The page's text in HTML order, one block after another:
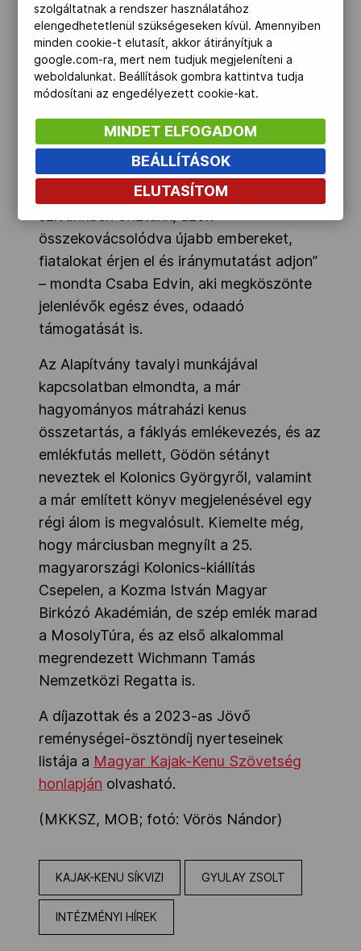
programjainkra és azokra a programokra,
amelyekkel a következő generációk
értékítéletére tudunk jó hatással lenni. De
mivel Koló mégis tavaly lett volna ötven
éves, ezért úgy indultunk az évnek, hogy
mindent megteszünk azért, hogy az ő
neve minél több helyen, minél többször
elhangozzék és azok az emlékek,
amelyeket sokszor magunkban a
összekovácsolódva újabb embereket,
fiatalokat érjen el és iránymutatást adjon”
– mondta Csaba Edvin, aki megköszönte
jelenlévők egész éves, odaadó
támogatását is.
Az Alapítvány tavalyi munkájával
kapcsolatban elmondta, a már
hagyományos mátraházi kenus
összetartás, a fáklyás emlékevezés, és az
emlékfutás mellett, Gödön sétányt
neveztek el Kolonics Györgyről, valamint
a már említett könyv megjelenésével egy
régi álom is megvalósult. Kiemelte még,
hogy márciusban megnyílt a 25.
magyarországi Kolonics-kiállítás
Csepelen, a Kozma István Magyar
Birkózó Akadémián, de szép emlék marad
a MosolyTúra, és az első alkalommal
megrendezett Wichmann Tamás
Nemzetközi Regatta is.
A díjazottak és a 2023-as Jövő
reménységei-ösztöndíj nyerteseinek
listája a Magyar Kajak-Kenu Szövetség
honlapján olvasható.
(MKKSZ, MOB; fotó: Vörös Nándor)
KAJAK-KENU SÍKVIZI GYULAY ZSOLT
INTÉZMÉNYI HÍREK
szolgáltatnak a rendszer használatához
elengedhetetlenül szükségeseken kívül. Amennyiben
minden cookie-t elutasít, akkor átirányítjuk a
google.com-ra, mert nem tudjuk megjeleníteni a
weboldalunkat. Beállítások gombra kattintva tudja
módosítani az engedélyezett cookie-kat.
MINDET ELFOGADOM
BEÁLLÍTÁSOK
ELUTASÍTOM